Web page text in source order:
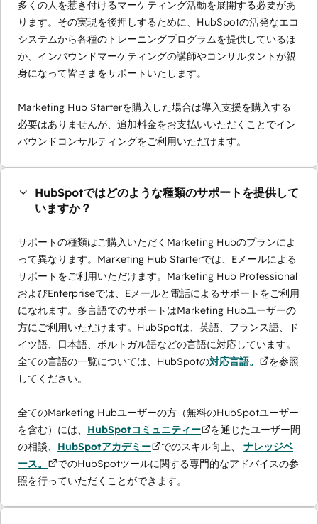
多くの人を惹き付けるマーケティング活動を展開する必要があ
ります。その実現を後押しするために、HubSpotの活発なエコ
システムから各種のトレーニングプログラムを提供しているほ
か、インバウンドマーケティングの講師やコンサルタントが親
身になって皆さまをサポートいたします。
Marketing Hub Starterを購入した場合は導入支援を購入する
必要はありませんが、追加料金をお支払いいただくことでイン
バウンドコンサルティングをご利用いただけます。
HubSpotではどのような種類のサポートを提供して
いますか？
サポートの種類はご購入いただくMarketing Hubのプランによ
って異なります。Marketing Hub Starterでは、Eメールによる
サポートをご利用いただけます。Marketing Hub Professional
およびEnterpriseでは、Eメールと電話によるサポートをご利用
になれます。多言語でのサポートはMarketing Hubユーザーの
方にご利用いただけます。HubSpotは、英語、フランス語、ド
イツ語、日本語、ポルトガル語などの言語に対応しています。
全ての言語の一覧については、HubSpotの対応言語。
を参照
してください。
全てのMarketing Hubユーザーの方（無料のHubSpotユーザー
を含む）には、 HubSpotコミュニティー
を通じたユーザー間
の相談、 HubSpotアカデミー でのスキル向上、 ナレッジベ
ース。
でのHubSpotツールに関する専門的なアドバイスの参
照を行っていただくことができます。